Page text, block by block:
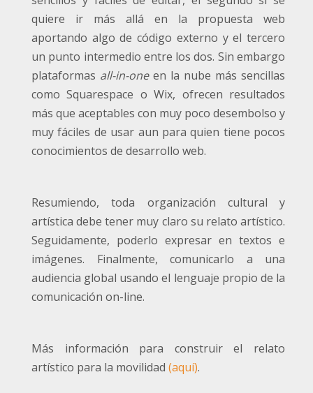
quiere ir más allá en la propuesta web
aportando algo de código externo y el tercero
un punto intermedio entre los dos. Sin embargo
plataformas all-in-oneen la nube más sencillas
como Squarespace o Wix, ofrecen resultados
más que aceptables con muy poco desembolso y
muy fáciles de usar aun para quien tiene pocos
conocimientos de desarrollo web.
Resumiendo, toda organización cultural y
artística debe tener muy claro su relato artístico.
Seguidamente, poderlo expresar en textos e
imágenes. Finalmente, comunicarlo a una
audiencia global usando el lenguaje propio de la
comunicación on-line.
Más información para construir el relato
artístico para la movilidad (aquí).